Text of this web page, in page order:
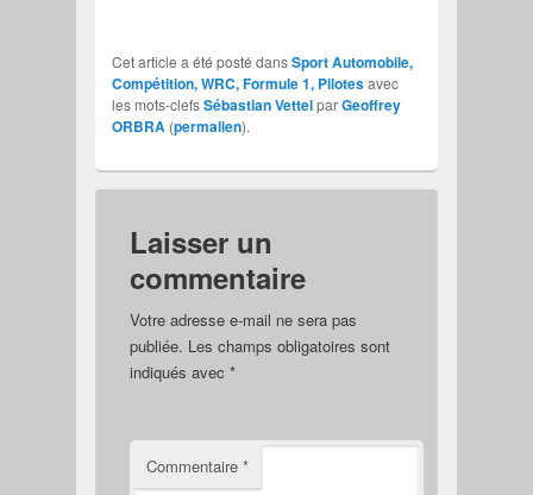
Cet article a été posté dansSport Automobile,
Compétition, WRC, Formule 1, Pilotesavec
les mots-clefsSébastian VettelparGeoffrey
ORBRA (permalien).
Laisser un
commentaire
Votre adresse e-mail ne sera pas
publiée. Les champs obligatoires sont
indiqués avec *
Commentaire *